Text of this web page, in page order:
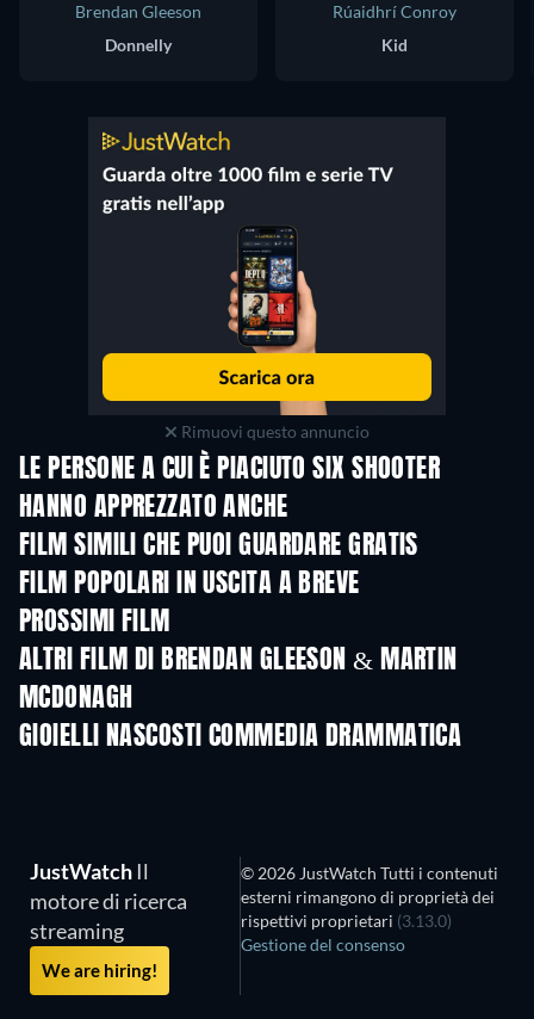
Brendan Gleeson
Donnelly
Rúaidhrí Conroy
Kid
Rimuovi questo annuncio
LE PERSONE A CUI È PIACIUTO SIX SHOOTER
HANNO APPREZZATO ANCHE
FILM SIMILI CHE PUOI GUARDARE GRATIS
FILM POPOLARI IN USCITA A BREVE
PROSSIMI FILM
ALTRI FILM DI BRENDAN GLEESON & MARTIN
MCDONAGH
GIOIELLI NASCOSTI COMMEDIA DRAMMATICA
JustWatch Il
motore di ricerca
streaming
We are hiring!
© 2026 JustWatch Tutti i contenuti
esterni rimangono di proprietà dei
rispettivi proprietari (3.13.0)
Gestione del consenso